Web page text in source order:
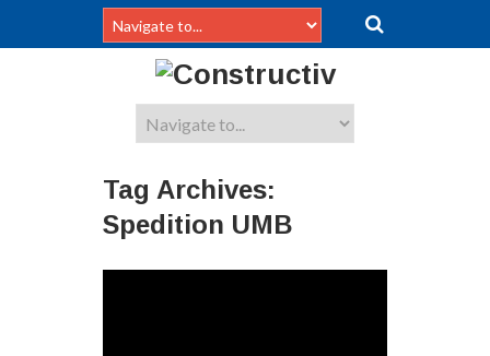
Tag Archives:
Spedition UMB